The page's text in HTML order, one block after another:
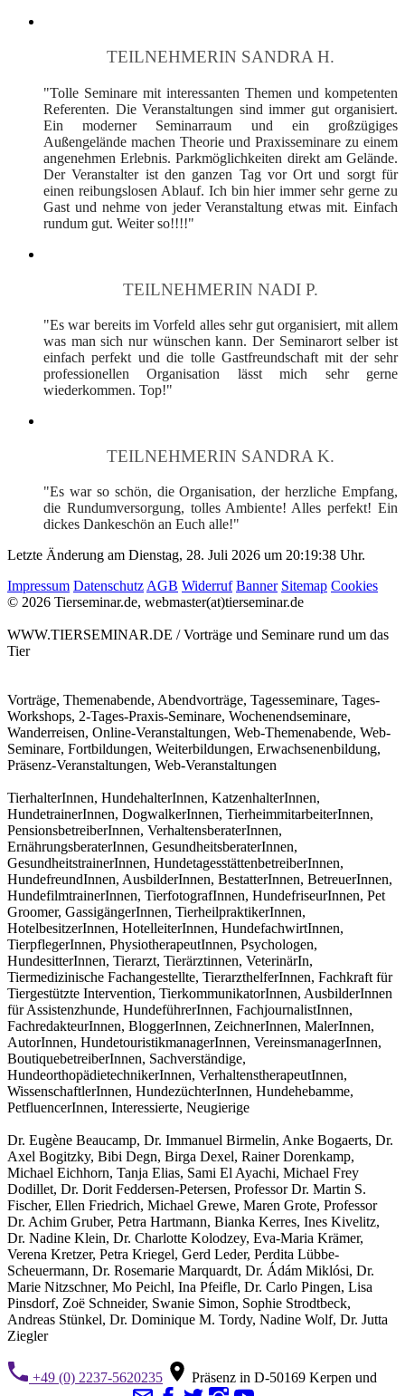
TEILNEHMERIN SANDRA H.
"Tolle Seminare mit interessanten Themen und kompetenten
Referenten. Die Veranstaltungen sind immer gut organisiert.
Ein moderner Seminarraum und ein großzügiges
Außengelände machen Theorie und Praxisseminare zu einem
angenehmen Erlebnis. Parkmöglichkeiten direkt am Gelände.
Der Veranstalter ist den ganzen Tag vor Ort und sorgt für
einen reibungslosen Ablauf. Ich bin hier immer sehr gerne zu
Gast und nehme von jeder Veranstaltung etwas mit. Einfach
rundum gut. Weiter so!!!!"
TEILNEHMERIN NADI P.
"Es war bereits im Vorfeld alles sehr gut organisiert, mit allem
was man sich nur wünschen kann. Der Seminarort selber ist
einfach perfekt und die tolle Gastfreundschaft mit der sehr
professionellen Organisation lässt mich sehr gerne
wiederkommen. Top!"
TEILNEHMERIN SANDRA K.
"Es war so schön, die Organisation, der herzliche Empfang,
die Rundumversorgung, tolles Ambiente! Alles perfekt! Ein
dickes Dankeschön an Euch alle!"
Letzte Änderung am Dienstag, 28. Juli 2026 um 20:19:38 Uhr.
Impressum DatenschutzAGB Widerruf Banner Sitemap Cookies
© 2026 Tierseminar.de, webmaster(at)tierseminar.de
WWW.TIERSEMINAR.DE / Vorträge und Seminare rund um das
Tier
Vorträge, Themenabende, Abendvorträge, Tagesseminare, Tages-
Workshops, 2-Tages-Praxis-Seminare, Wochenendseminare,
Wanderreisen, Online-Veranstaltungen, Web-Themenabende, Web-
Seminare, Fortbildungen, Weiterbildungen, Erwachsenenbildung,
Präsenz-Veranstaltungen, Web-Veranstaltungen
TierhalterInnen, HundehalterInnen, KatzenhalterInnen,
HundetrainerInnen, DogwalkerInnen, TierheimmitarbeiterInnen,
PensionsbetreiberInnen, VerhaltensberaterInnen,
ErnährungsberaterInnen, GesundheitsberaterInnen,
GesundheitstrainerInnen, HundetagesstättenbetreiberInnen,
HundefreundInnen, AusbilderInnen, BestatterInnen, BetreuerInnen,
HundefilmtrainerInnen, TierfotografInnen, HundefriseurInnen, Pet
Groomer, GassigängerInnen, TierheilpraktikerInnen,
HotelbesitzerInnen, HotelleiterInnen, HundefachwirtInnen,
TierpflegerInnen, PhysiotherapeutInnen, Psychologen,
HundesitterInnen, Tierarzt, Tierärztinnen, VeterinärIn,
Tiermedizinische Fachangestellte, TierarzthelferInnen, Fachkraft für
Tiergestützte Intervention, TierkommunikatorInnen, AusbilderInnen
für Assistenzhunde, HundeführerInnen, FachjournalistInnen,
FachredakteurInnen, BloggerInnen, ZeichnerInnen, MalerInnen,
AutorInnen, HundetouristikmanagerInnen, VereinsmanagerInnen,
BoutiquebetreiberInnen, Sachverständige,
HundeorthopädietechnikerInnen, VerhaltenstherapeutInnen,
WissenschaftlerInnen, HundezüchterInnen, Hundehebamme,
PetfluencerInnen, Interessierte, Neugierige
Dr. Eugène Beaucamp, Dr. Immanuel Birmelin, Anke Bogaerts, Dr.
Axel Bogitzky, Bibi Degn, Birga Dexel, Rainer Dorenkamp,
Michael Eichhorn, Tanja Elias, Sami El Ayachi, Michael Frey
Dodillet, Dr. Dorit Feddersen-Petersen, Professor Dr. Martin S.
Fischer, Ellen Friedrich, Michael Grewe, Maren Grote, Professor
Dr. Achim Gruber, Petra Hartmann, Bianka Kerres, Ines Kivelitz,
Dr. Nadine Klein, Dr. Charlotte Kolodzey, Eva-Maria Krämer,
Verena Kretzer, Petra Kriegel, Gerd Leder, Perdita Lübbe-
Scheuermann, Dr. Rosemarie Marquardt, Dr. Ádám Miklósi, Dr.
Marie Nitzschner, Mo Peichl, Ina Pfeifle, Dr. Carlo Pingen, Lisa
Pinsdorf, Zoë Schneider, Swanie Simon, Sophie Strodtbeck,
Andreas Stünkel, Dr. Dominique M. Tordy, Nadine Wolf, Dr. Jutta
Ziegler
+49 (0) 2237-5620235
Präsenz in D-50169 Kerpen und